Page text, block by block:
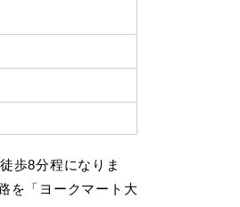
歩8分程になりま
を「ヨークマート大